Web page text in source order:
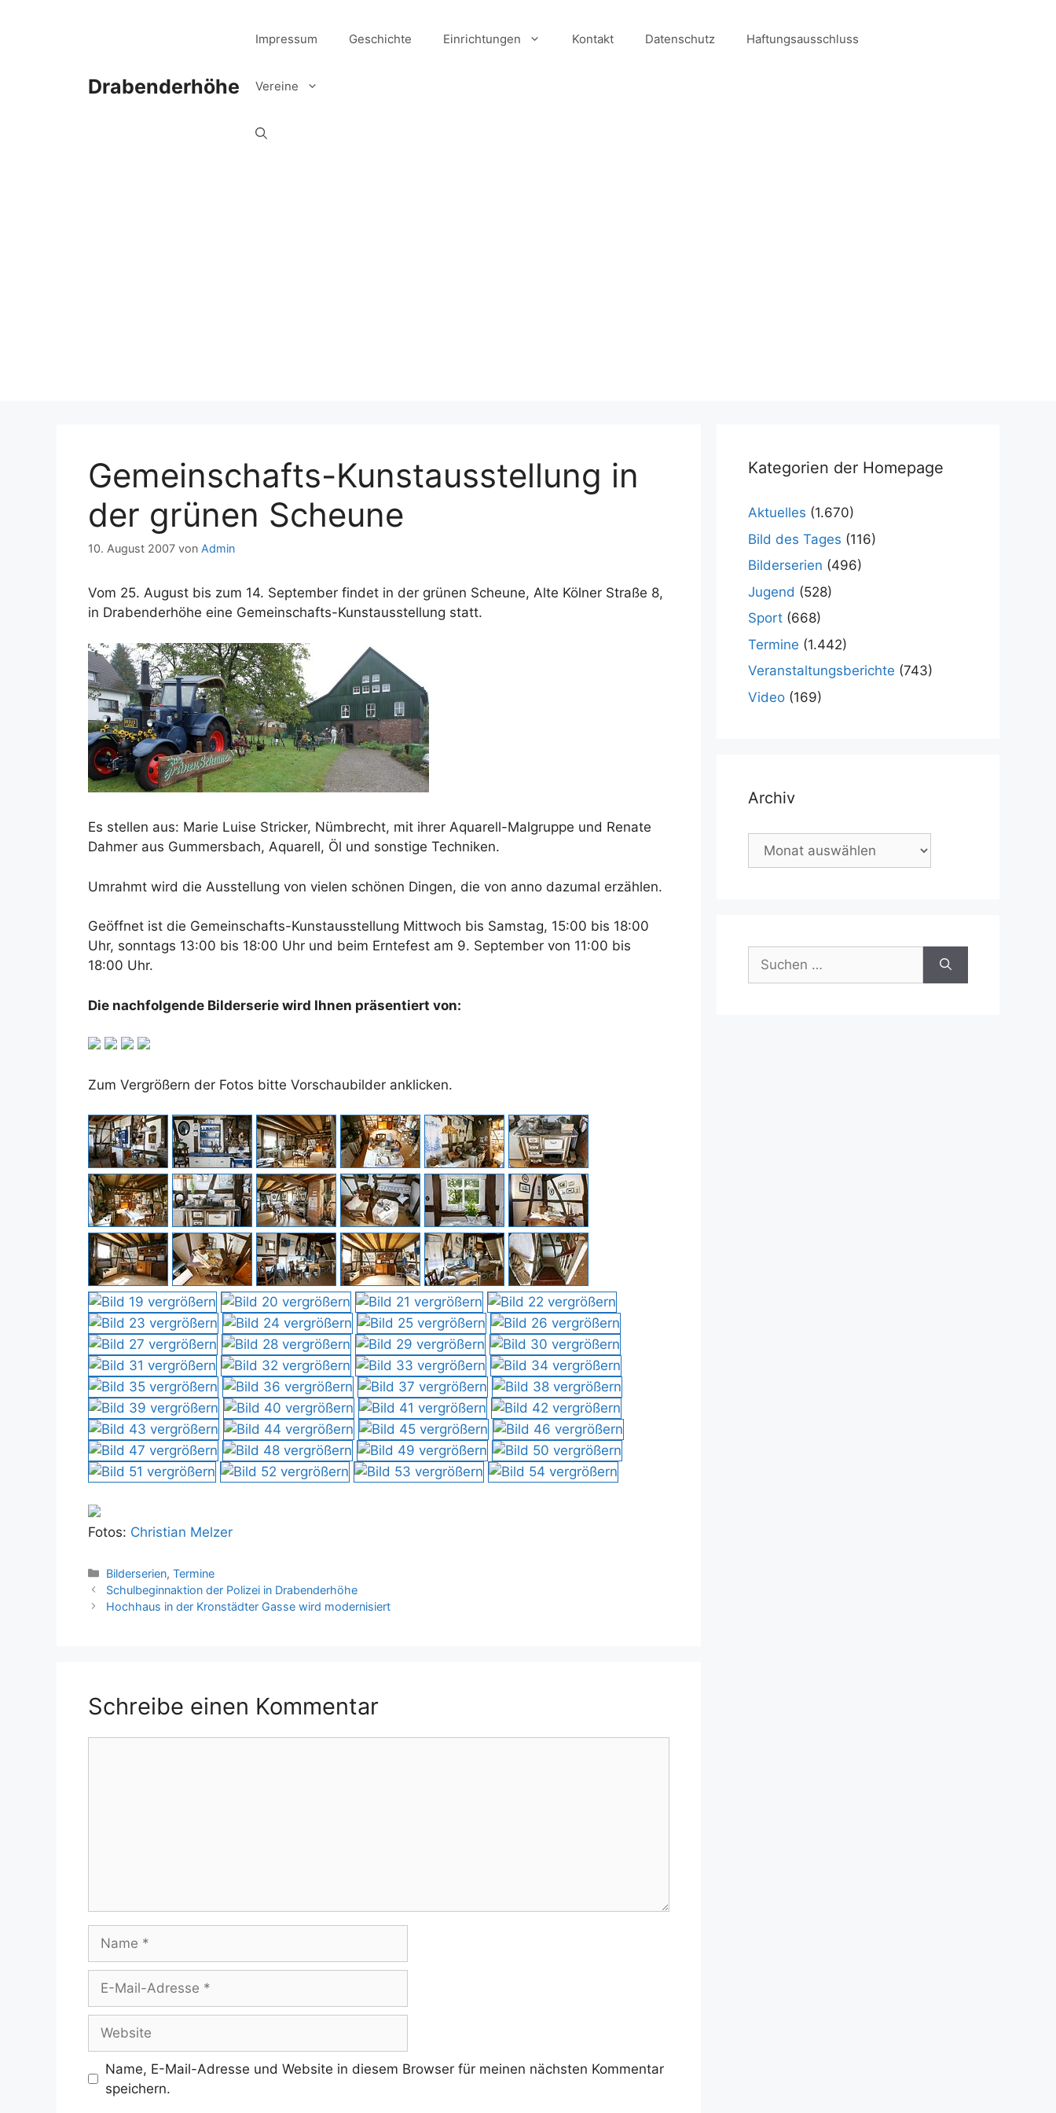
Drabenderhöhe
Impressum Geschichte Einrichtungen Kontakt Datenschutz Haftungsausschluss
Vereine
Gemeinschafts-Kunstausstellung in
der grünen Scheune
10. August 2007 von Admin
Vom 25. August bis zum 14. September findet in der grünen Scheune, Alte Kölner Straße 8,
in Drabenderhöhe eine Gemeinschafts-Kunstausstellung statt.
Es stellen aus: Marie Luise Stricker, Nümbrecht, mit ihrer Aquarell-Malgruppe und Renate
Dahmer aus Gummersbach, Aquarell, Öl und sonstige Techniken.
Umrahmt wird die Ausstellung von vielen schönen Dingen, die von anno dazumal erzählen.
Geöffnet ist die Gemeinschafts-Kunstausstellung Mittwoch bis Samstag, 15:00 bis 18:00
Uhr, sonntags 13:00 bis 18:00 Uhr und beim Erntefest am 9. September von 11:00 bis
18:00 Uhr.
Die nachfolgende Bilderserie wird Ihnen präsentiert von:
Zum Vergrößern der Fotos bitte Vorschaubilder anklicken.
Fotos: Christian Melzer
Kategorien
Bilderserien,Termine
Schulbeginnaktion der Polizei in Drabenderhöhe
Hochhaus in der Kronstädter Gasse wird modernisiert
Schreibe einen Kommentar
Mail-
Adresse
Name, E-Mail-Adresse und Website in diesem Browser für meinen nächsten Kommentar
speichern.
Kategorien der Homepage
Aktuelles (1.670)
Bild des Tages (116)
Bilderserien (496)
Jugend (528)
Sport (668)
Termine (1.442)
Veranstaltungsberichte (743)
Video (169)
Archiv
Archiv
nach: